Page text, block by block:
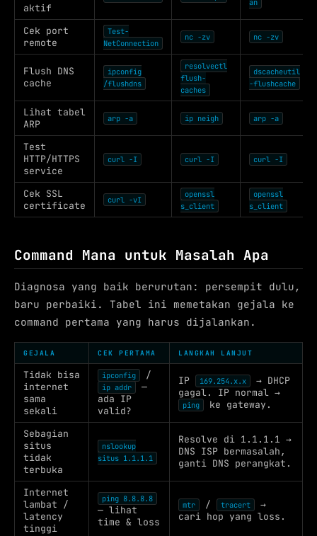
aktif
Cek port
remote
Test-
NetConnection
nc -zv nc -zv
Flush DNS
cache
ipconfig
/flushdns
resolvectl
flush-
caches
dscacheutil
-flushcache
Lihat tabel
ARP
arp -a ip neigh arp -a
Test
HTTP/HTTPS
service
curl -I curl -I curl -I
Cek SSL
certificate
curl -vI
openssl
s_client
openssl
s_client
Command Mana untuk Masalah Apa
Diagnosa yang baik berurutan: persempit dulu,
baru perbaiki. Tabel ini memetakan gejala ke
command pertama yang harus dijalankan.
GEJALA CEK PERTAMA LANGKAH LANJUT
Tidak bisa
internet
sama
sekali
ipconfig /
ip addr
—
ada IP
valid?
IP 169.254.x.x
→ DHCP
gagal. IP normal →
ping ke gateway.
Sebagian
situs
tidak
terbuka
nslookup
situs 1.1.1.1
Resolve di 1.1.1.1 →
DNS ISP bermasalah,
ganti DNS perangkat.
Internet
lambat /
latency
tinggi
ping 8.8.8.8
— lihat
time & loss
mtr / tracert
→
cari hop yang loss.